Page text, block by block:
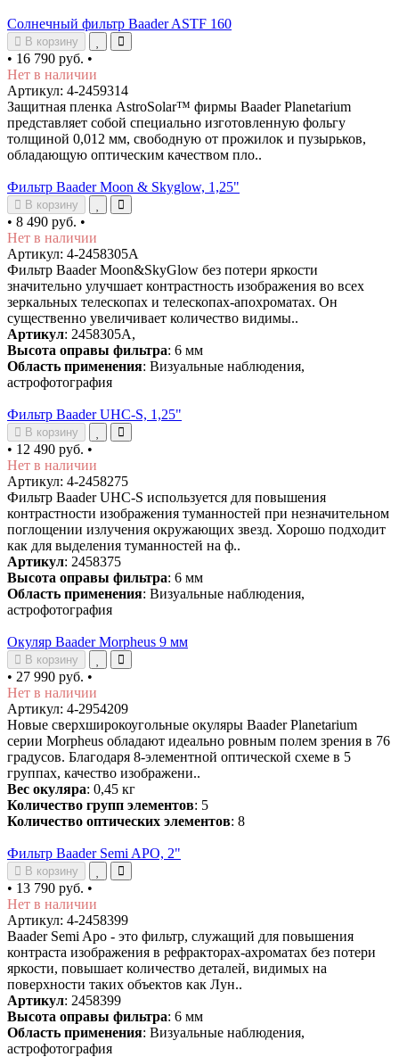
Солнечный фильтр Baader ASTF 160
В корзину
• 16 790 руб. •
Нет в наличии
Артикул: 4-2459314
Защитная пленка AstroSolar™ фирмы Baader Planetarium
представляет собой специально изготовленную фольгу
толщиной 0,012 мм, свободную от прожилок и пузырьков,
обладающую оптическим качеством пло..
Фильтр Baader Moon & Skyglow, 1,25"
В корзину
• 8 490 руб. •
Нет в наличии
Артикул: 4-2458305А
Фильтр Baader Moon&SkyGlow без потери яркости
значительно улучшает контрастность изображения во всех
зеркальных телескопах и телескопах-апохроматах. Он
существенно увеличивает количество видимы..
Артикул: 2458305А,
Высота оправы фильтра: 6 мм
Область применения: Визуальные наблюдения,
астрофотография
Фильтр Baader UHC-S, 1,25"
В корзину
• 12 490 руб. •
Нет в наличии
Артикул: 4-2458275
Фильтр Baader UHC-S используется для повышения
контрастности изображения туманностей при незначительном
поглощении излучения окружающих звезд. Хорошо подходит
как для выделения туманностей на ф..
Артикул: 2458375
Высота оправы фильтра: 6 мм
Область применения: Визуальные наблюдения,
астрофотография
Окуляр Baader Morpheus 9 мм
В корзину
• 27 990 руб. •
Нет в наличии
Артикул: 4-2954209
Новые сверхширокоугольные окуляры Baader Planetarium
серии Morpheus обладают идеально ровным полем зрения в 76
градусов. Благодаря 8-элементной оптической схеме в 5
группах, качество изображени..
Вес окуляра: 0,45 кг
Количество групп элементов: 5
Количество оптических элементов: 8
Фильтр Baader Semi APO, 2"
В корзину
• 13 790 руб. •
Нет в наличии
Артикул: 4-2458399
Baader Semi Apo - это фильтр, служащий для повышения
контраста изображения в рефракторах-ахроматах без потери
яркости, повышает количество деталей, видимых на
поверхности таких объектов как Лун..
Артикул: 2458399
Высота оправы фильтра: 6 мм
Область применения: Визуальные наблюдения,
астрофотография